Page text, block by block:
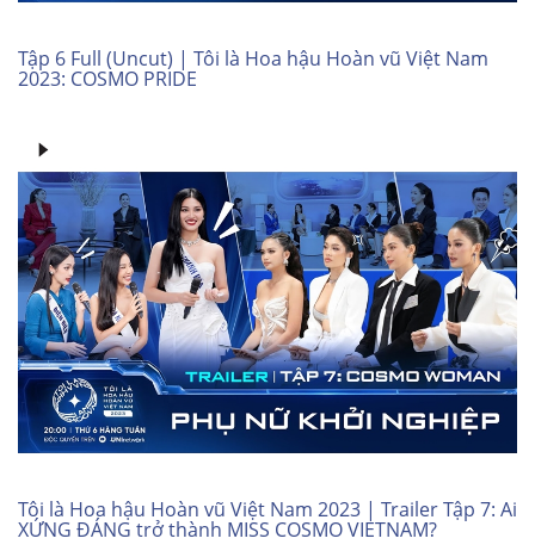
Tập 6 Full (Uncut) | Tôi là Hoa hậu Hoàn vũ Việt Nam
2023: COSMO PRIDE
Tôi là Hoa hậu Hoàn vũ Việt Nam 2023 | Trailer Tập 7: Ai
XỨNG ĐÁNG trở thành MISS COSMO VIETNAM?